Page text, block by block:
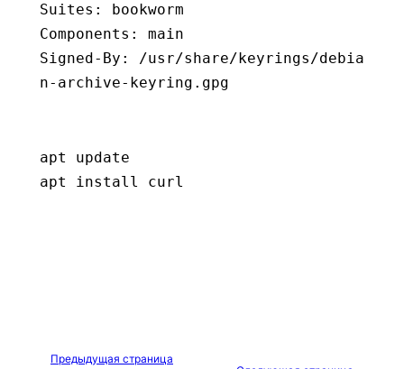
Suites: bookworm
Components: main
Signed-By: /usr/share/keyrings/debia
n-archive-keyring.gpg
apt
update
apt
install curl
Предыдущая страница